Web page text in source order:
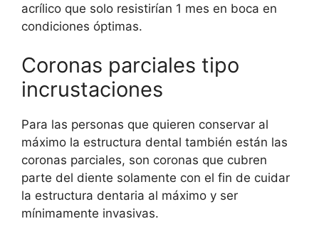
acrílico que solo resistirían 1 mes en boca en
condiciones óptimas.
Coronas parciales tipo
incrustaciones
Para las personas que quieren conservar al
máximo la estructura dental también están las
coronas parciales, son coronas que cubren
parte del diente solamente con el fin de cuidar
la estructura dentaria al máximo y ser
mínimamente invasivas.